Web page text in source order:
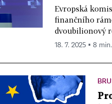
Evropská
finančního
dvoubilionový
18. 7. 2025 ▪ 8